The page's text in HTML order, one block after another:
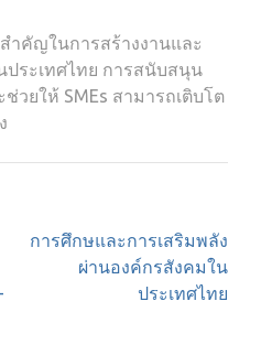
ำคัญในการสร้างงานและ
ประเทศไทย การสนับสนุน
วยให้ SMEs สามารถเติบโต
การศึกษและการเสริมพลัง
ผ่านองค์กรสังคมใน
ประเทศไทย